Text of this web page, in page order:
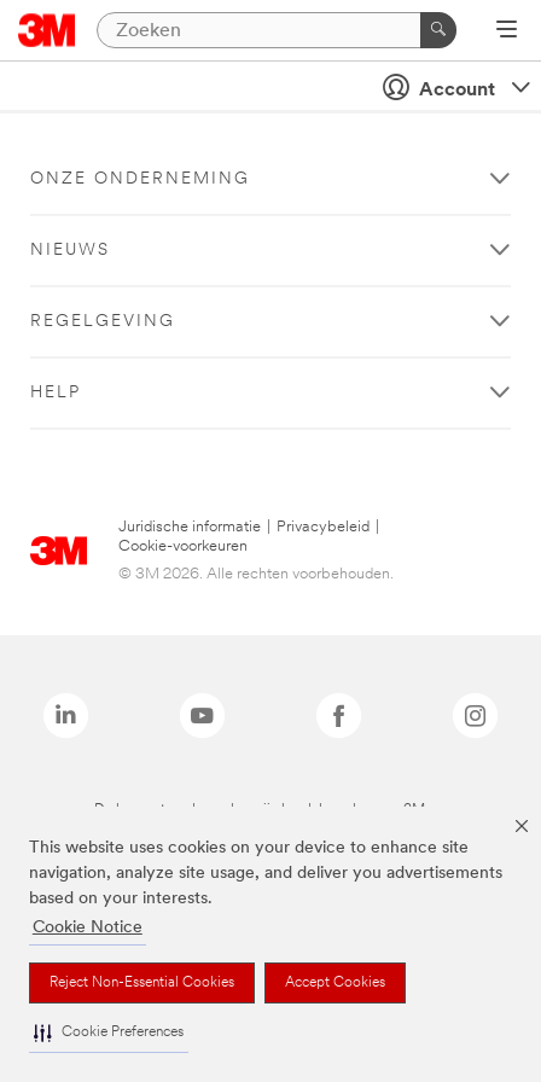
This website uses cookies on your device to enhance site
navigation, analyze site usage, and deliver you advertisements
based on your interests.
Cookie Notice
Reject Non-Essential Cookies Accept Cookies
Cookie Preferences
Account
ONZE ONDERNEMING
NIEUWS
REGELGEVING
HELP
Juridische informatie Privacybeleid
Cookie-voorkeuren
© 3M 2026. Alle rechten voorbehouden.
De bovenstaande merken zijn handelsmerken van 3M.we